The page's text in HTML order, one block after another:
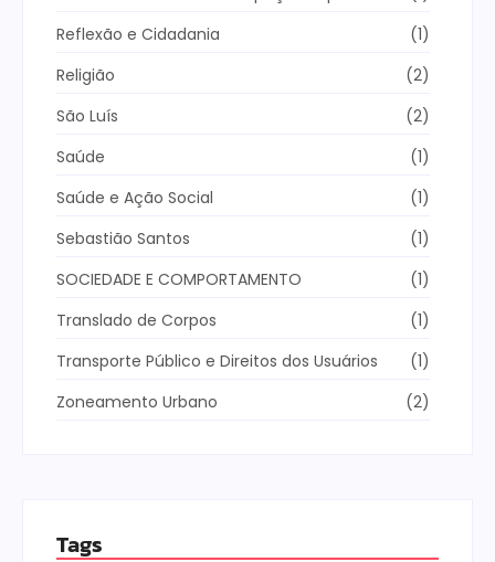
Reflexão e Cidadania
(1)
Religião
(2)
São Luís
(2)
Saúde
(1)
Saúde e Ação Social
(1)
Sebastião Santos
(1)
SOCIEDADE E COMPORTAMENTO
(1)
Translado de Corpos
(1)
Transporte Público e Direitos dos Usuários
(1)
Zoneamento Urbano
(2)
Tags